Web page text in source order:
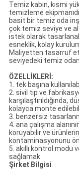
Temiz kabin, kısmi
temizleme
basit bir temiz oda
çok temiz seviye ve
istek olarak
esneklik, kolay
Maliyetten tasarruf
seviyedeki temiz
ÖZELLİKLERİ:
1. tek başına
2. sivil tip ve
karşılaştırıldığında,
kolayca monte
3. benzersiz
4. ana çalışma
koruyabilir ve
kontaminasyonunu
5. akıllı kontrol modu
sağlamak.
Şirket Bilgisi